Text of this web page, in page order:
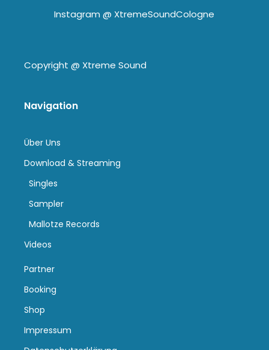
Instagram @ XtremeSoundCologne
Copyright @ Xtreme Sound
Navigation
Über Uns
Download & Streaming
Singles
Sampler
Mallotze Records
Videos
Partner
Booking
Shop
Impressum